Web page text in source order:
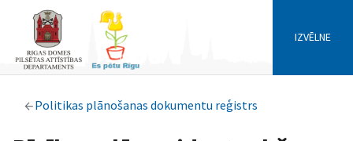
IZVĒLNE
Politikas plānošanas dokumentu reģistrs